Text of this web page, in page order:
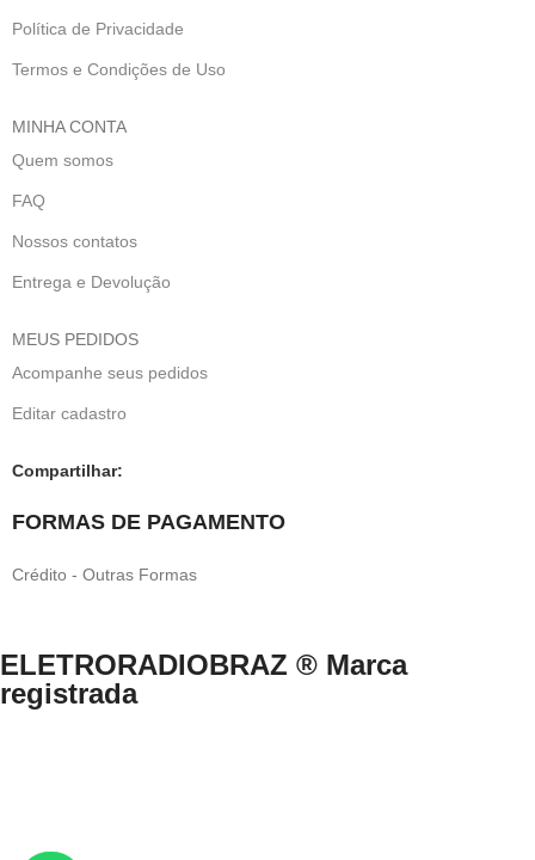
Política de Privacidade
Termos e Condições de Uso
MINHA CONTA
Quem somos
FAQ
Nossos contatos
Entrega e Devolução
MEUS PEDIDOS
Acompanhe seus pedidos
Editar cadastro
Compartilhar:
FORMAS DE PAGAMENTO
Crédito - Outras Formas
ELETRORADIOBRAZ ® Marca
registrada